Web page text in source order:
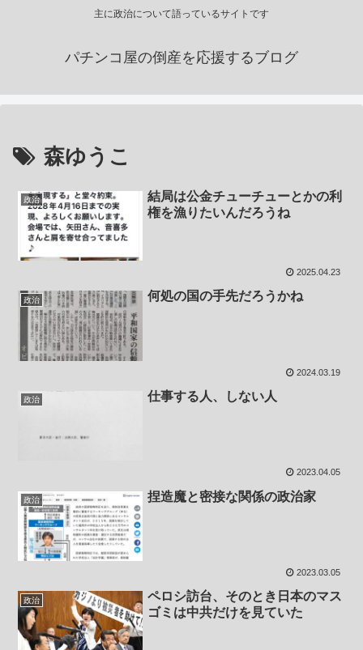
主に政治について語っているサイトです
パチンコ屋の倒産を応援するブログ
森ゆうこ
政治
結局は公金チューチューとかの利
権を漁りたいんだろうね
2025.04.23
政治 何処の国の手先だろうかね
2024.03.19
政治 仕事する人、しない人
2023.04.05
政治 捏造魔と密接な関係の政治家
2023.03.05
政治
ペロシ訪台、そのとき日本のマス
ゴミは中共だけを見ていた